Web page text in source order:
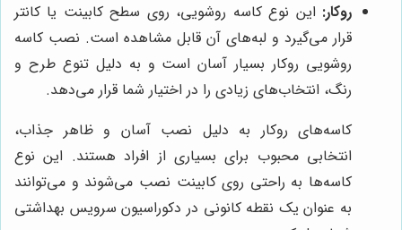
روکار: این نوع کاسه روشویی، روی سطح کابینت یا کانتر
قرار می‌گیرد و لبه‌های آن قابل مشاهده است. نصب کاسه
روشویی روکار بسیار آسان است و به دلیل تنوع طرح و
رنگ، انتخاب‌های زیادی را در اختیار شما قرار می‌دهد.
کاسه‌های روکار به دلیل نصب آسان و ظاهر جذاب،
انتخابی محبوب برای بسیاری از افراد هستند. این نوع
کاسه‌ها به راحتی روی کابینت نصب می‌شوند و می‌توانند
به عنوان یک نقطه کانونی در دکوراسیون سرویس بهداشتی